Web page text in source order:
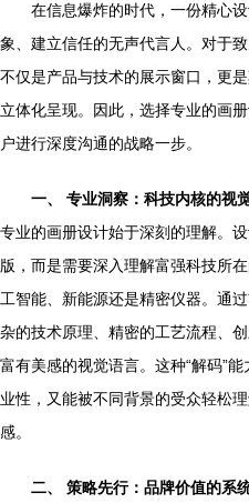
在信息爆炸的时代，一份精心
象、建立信任的无声代言人。对于
不仅是产品与技术的展示窗口，更
立体化呈现。因此，选择专业的画
户进行深度沟通的战略一步。
一、 专业洞察：科技内核的视
专业的画册设计始于深刻的理解。
版，而是需要深入理解富强科技所
工智能、新能源还是精密仪器。通
杂的技术原理、精密的工艺流程、
富有美感的视觉语言。这种“解码”
业性，又能被不同背景的受众轻松
感。
二、 策略先行：品牌价值的系